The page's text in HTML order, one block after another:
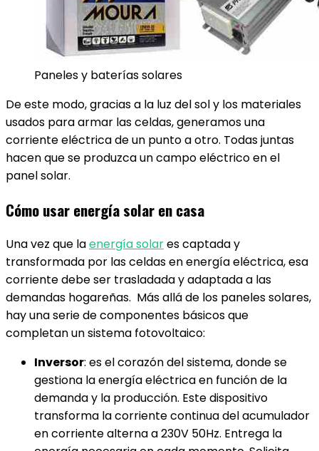
Paneles y baterías solares
De este modo, gracias a la luz del sol y los materiales
usados para armar las celdas, generamos una
corriente eléctrica de un punto a otro. Todas juntas
hacen que se produzca un campo eléctrico en el
panel solar.
Cómo usar energía solar en casa
Una vez que laenergía solares captada y
transformada por las celdas en energía eléctrica, esa
corriente debe ser trasladada y adaptada a las
demandas hogareñas. Más allá de los paneles solares,
hay una serie de componentes básicos que
completan un sistema fotovoltaico:
Inversor: es el corazón del sistema, donde se
gestiona la energía eléctrica en función de la
demanda y la producción. Este dispositivo
transforma la corriente continua del acumulador
en corriente alterna a 230V 50Hz. Entrega la